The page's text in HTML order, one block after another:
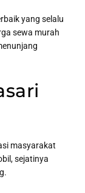
yang selalu
sewa murah
masyarakat
sejatinya